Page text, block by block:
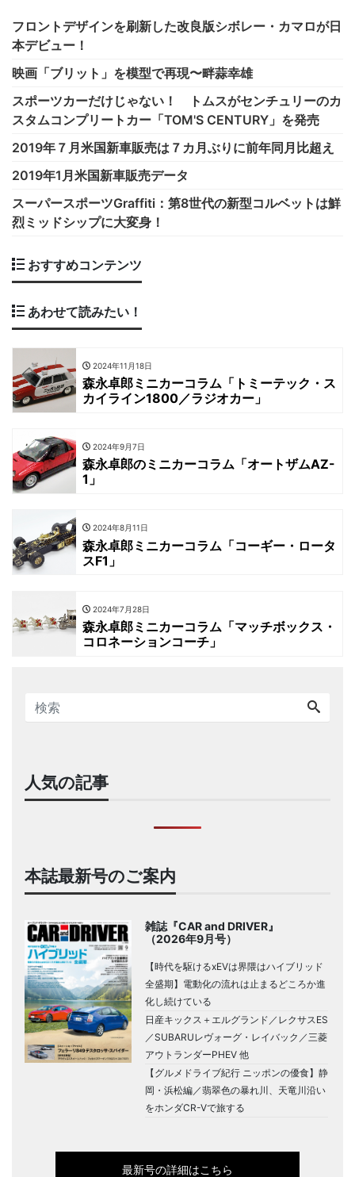
フロントデザインを刷新した改良版シボレー・カマロが日
本デビュー！
映画「ブリット」を模型で再現〜畔蒜幸雄
スポーツカーだけじゃない！ トムスがセンチュリーのカ
スタムコンプリートカー「TOM'S CENTURY」を発売
2019年７月米国新車販売は７カ月ぶりに前年同月比超え
2019年1月米国新車販売データ
スーパースポーツGraffiti：第8世代の新型コルベットは鮮
烈ミッドシップに大変身！
おすすめコンテンツ
あわせて読みたい！
2024年11月18日
森永卓郎ミニカーコラム「トミーテック・ス
カイライン1800／ラジオカー」
2024年9月7日
森永卓郎のミニカーコラム「オートザムAZ-
1」
2024年8月11日
森永卓郎ミニカーコラム「コーギー・ロータ
スF1」
2024年7月28日
森永卓郎ミニカーコラム「マッチボックス・
コロネーションコーチ」
人気の記事
本誌最新号のご案内
雑誌『CAR and DRIVER』
（2026年9月号）
【時代を駆けるxEVは界隈はハイブリッド
全盛期】電動化の流れは止まるどころか進
化し続けている
日産キックス＋エルグランド／レクサスES
／SUBARUレヴォーグ・レイバック／三菱
アウトランダーPHEV 他
【グルメドライブ紀行 ニッポンの優食】静
岡・浜松編／翡翠色の暴れ川、天竜川沿い
をホンダCR-Vで旅する
最新号の詳細はこちら